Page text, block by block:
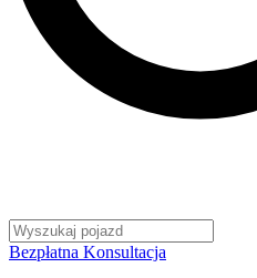
Bezpłatna Konsultacja